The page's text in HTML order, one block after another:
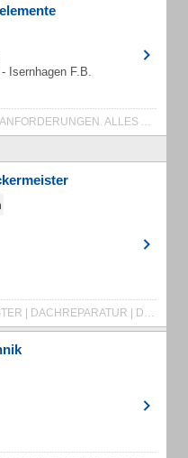
Isernhagen F.B.
IHR FACHBETRIEB FÜR SPEZIELLE ANFORDERUNGEN. ALLES AUS EINER HAND,
DACH | DACHDECKER | DACHFENSTER | DACHREPARATUR | DACHRINNE | DACHRINNENREINIGUNG